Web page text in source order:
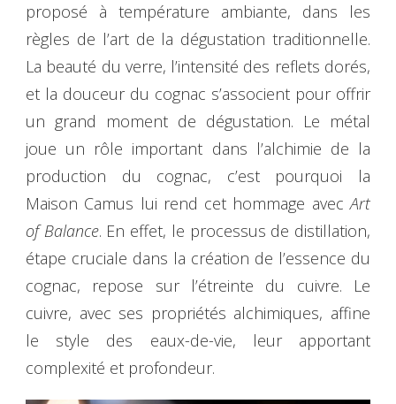
proposé à température ambiante, dans les
règles de l’art de la dégustation traditionnelle.
La beauté du verre, l’intensité des reflets dorés,
et la douceur du cognac s’associent pour offrir
un grand moment de dégustation. Le métal
joue un rôle important dans l’alchimie de la
production du cognac, c’est pourquoi la
Maison Camus lui rend cet hommage avecArt
of Balance. En effet, le processus de distillation,
étape cruciale dans la création de l’essence du
cognac, repose sur l’étreinte du cuivre. Le
cuivre, avec ses propriétés alchimiques, affine
le style des eaux-de-vie, leur apportant
complexité et profondeur.